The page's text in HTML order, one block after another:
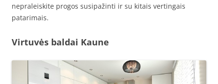
nepraleiskite progos susipažinti ir su kitais vertingais
patarimais.
Virtuvės baldai Kaune